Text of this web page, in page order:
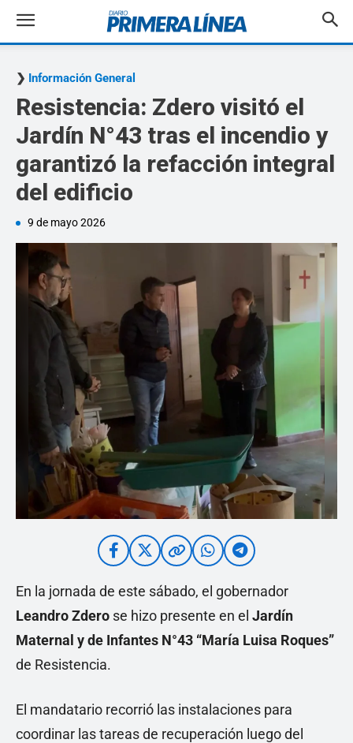
Información General
Resistencia: Zdero visitó el
Jardín N°43 tras el incendio y
garantizó la refacción integral
del edificio
9 de mayo 2026
En la jornada de este sábado, el gobernador
Leandro Zdero se hizo presente en el Jardín
Maternal y de Infantes N°43 “María Luisa Roques”
de Resistencia.
El mandatario recorrió las instalaciones para
coordinar las tareas de recuperación luego del